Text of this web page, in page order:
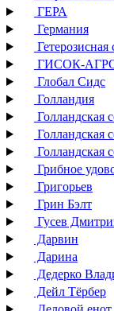
ГЕРА
Германия
Гетерозисная
ГИСОК-
Глобал Сидс
Голландия
Голландская
Голландская
Голландская
Грибное
Григорьев
Грин Бэлт
Гусев
Дарвин
Дарина
Дедерко
Дейл Тёрбер